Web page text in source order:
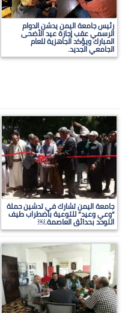
رئيس جامعة اليمن يدشن الدوام
الرسمي عقب إجازة عيد الأضحى
المبارك ويؤكد الجاهزية للعام
الجامعي الجديد.
جامعة اليمن تشارك في تدشين حملة
“وعي وعيد” للتوعية باضطراب طيف
التوحد بحدائق العاصمة.￼